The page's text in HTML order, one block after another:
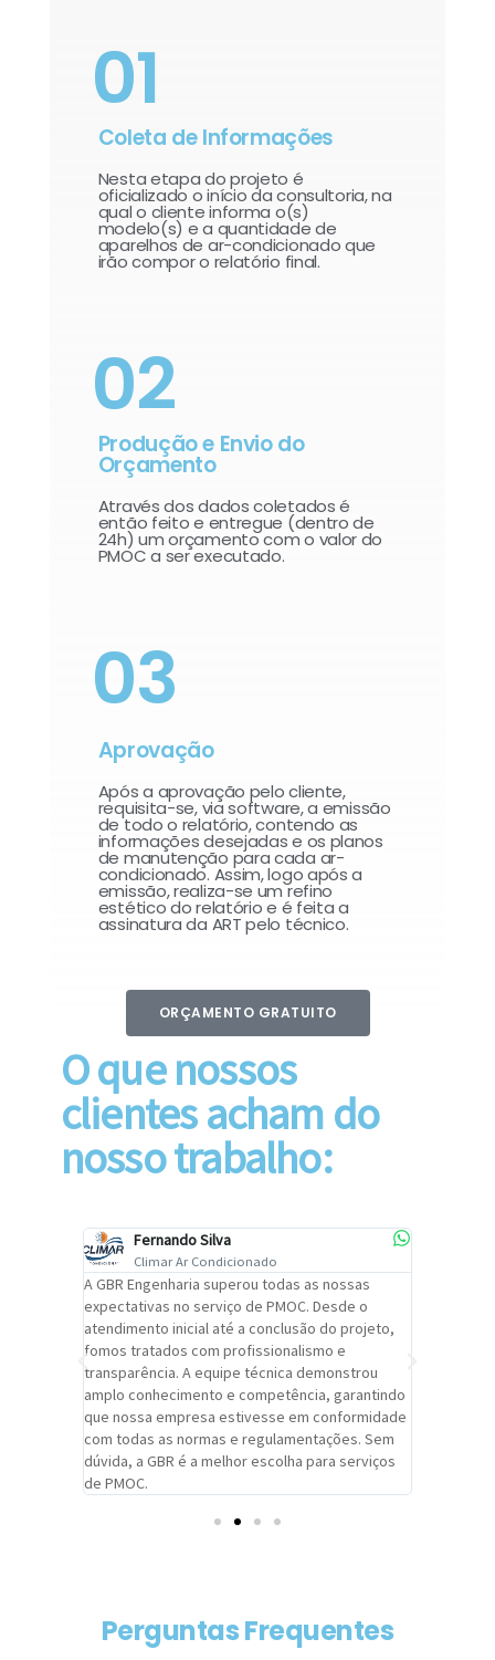
01
Coleta de Informações
Nesta etapa do projeto é
oficializado o início da consultoria, na
qual o cliente informa o(s)
modelo(s) e a quantidade de
aparelhos de ar-condicionado que
irão compor o relatório final.​
02
Produção e Envio do
Orçamento
Através dos dados coletados é
então feito e entregue (dentro de
24h) um orçamento com o valor do
PMOC a ser executado.
03
Aprovação
Após a aprovação pelo cliente,
requisita-se, via software, a emissão
de todo o relatório, contendo as
informações desejadas e os planos
de manutenção para cada ar-
condicionado. Assim, logo após a
emissão, realiza-se um refino
estético do relatório e é feita a
assinatura da ART pelo técnico.
ORÇAMENTO GRATUITO
O que nossos
clientes acham do
nosso trabalho:
Fernando Silva
Climar Ar Condicionado
A GBR Engenharia superou todas as nossas
expectativas no serviço de PMOC. Desde o
atendimento inicial até a conclusão do projeto,
fomos tratados com profissionalismo e
transparência. A equipe técnica demonstrou
amplo conhecimento e competência, garantindo
que nossa empresa estivesse em conformidade
com todas as normas e regulamentações. Sem
dúvida, a GBR é a melhor escolha para serviços
de PMOC.
Perguntas Frequentes